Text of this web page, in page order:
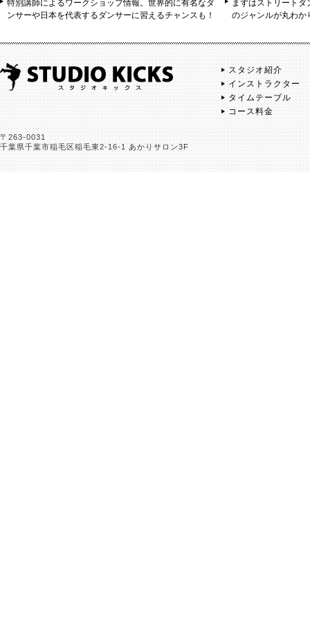
特別講師によるワークショップ情報。世界的に有名なダ
ンサーや日本を代表するダンサーに習えるチャンスも！
まずはストリート
のジャンルが丸わか
〒263-0031
千葉県千葉市稲毛区稲毛東2-16-1 あかりサロン3F
スタジオ紹介
インストラクター
タイムテーブル
コース料金